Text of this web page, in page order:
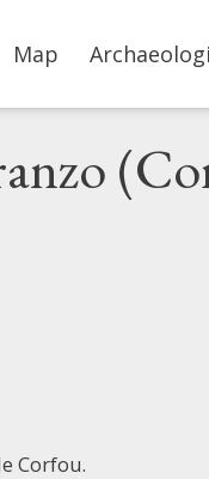
Map
Corfou.